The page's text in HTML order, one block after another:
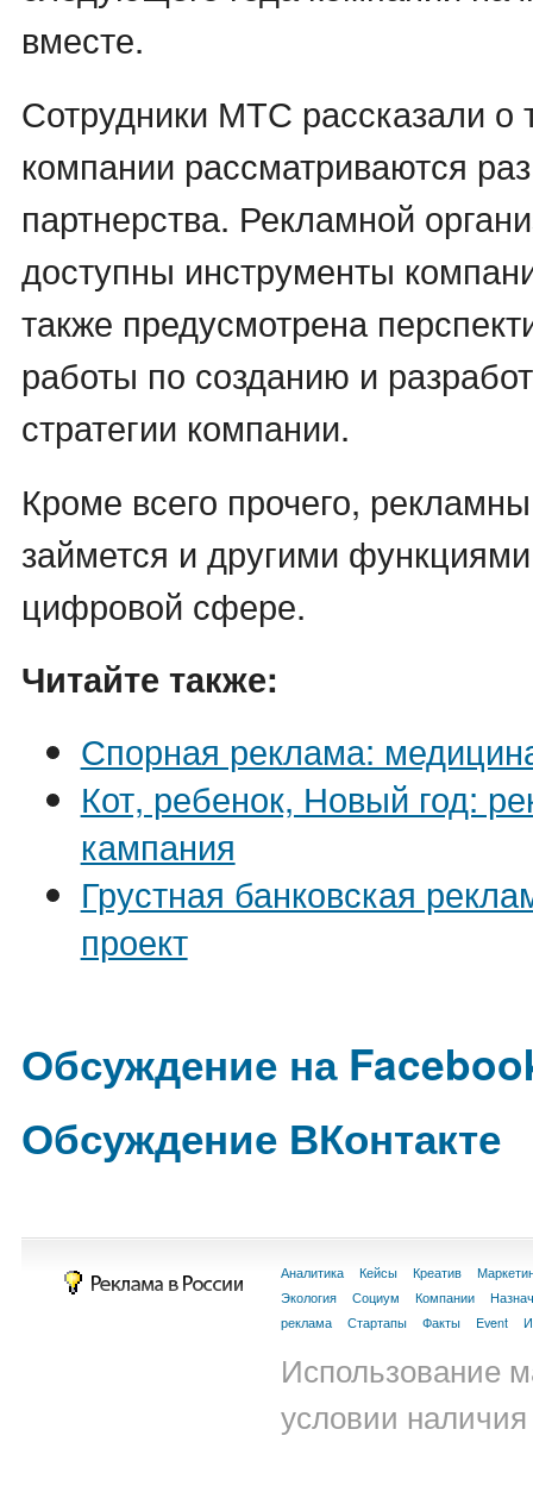
вместе.
Сотрудники МТС рассказали о
компании рассматриваются
партнерства. Рекламной
доступны инструменты
также предусмотрена
работы по созданию и
стратегии компании.
Кроме всего прочего,
займется и другими
цифровой сфере.
Читайте также:
Спорная реклама:
Кот, ребенок, Новый год:
кампания
Грустная банковская
проект
Обсуждение на
Обсуждение ВКонтакте
Аналитика Кейсы Креатив
Экология
Социум Компании
реклама
Стартапы Факты Event
Использование
условии